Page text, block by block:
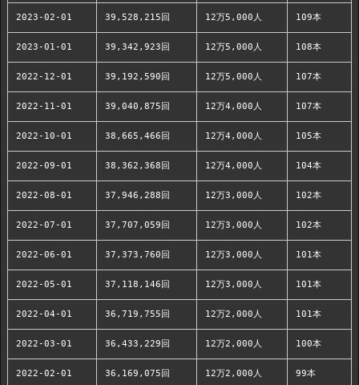
2023-02-01 39,528,215回 12万5,000人 109本
2023-01-01 39,342,923回 12万5,000人 108本
2022-12-01 39,192,590回 12万5,000人 107本
2022-11-01 39,040,875回 12万4,000人 107本
2022-10-01 38,665,466回 12万4,000人 105本
2022-09-01 38,362,368回 12万4,000人 104本
2022-08-01 37,946,288回 12万3,000人 102本
2022-07-01 37,707,059回 12万3,000人 102本
2022-06-01 37,373,760回 12万3,000人 101本
2022-05-01 37,118,146回 12万3,000人 101本
2022-04-01 36,719,755回 12万2,000人 101本
2022-03-01 36,433,229回 12万2,000人 100本
2022-02-01 36,169,075回 12万2,000人 99本